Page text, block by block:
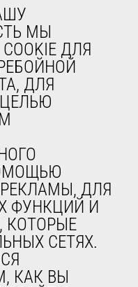
диагностики и
МЫ
ДЛЯ
ДЛЯ
ДЛЯ
ФУНКЦИЙ И
КОТОРЫЕ
СЕТЯХ.
КАК ВЫ